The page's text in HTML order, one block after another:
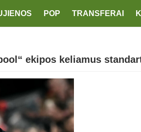
POP TRANSFERAI
ekipos keliamus